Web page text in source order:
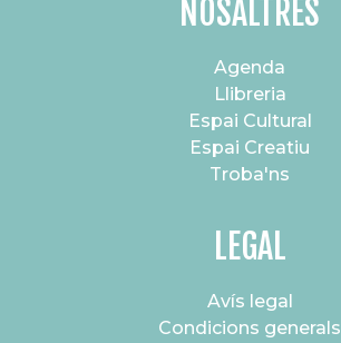
NOSALTRES
Agenda
Llibreria
Espai Cultural
Espai Creatiu
Troba'ns
LEGAL
Avís legal
Condicions generals